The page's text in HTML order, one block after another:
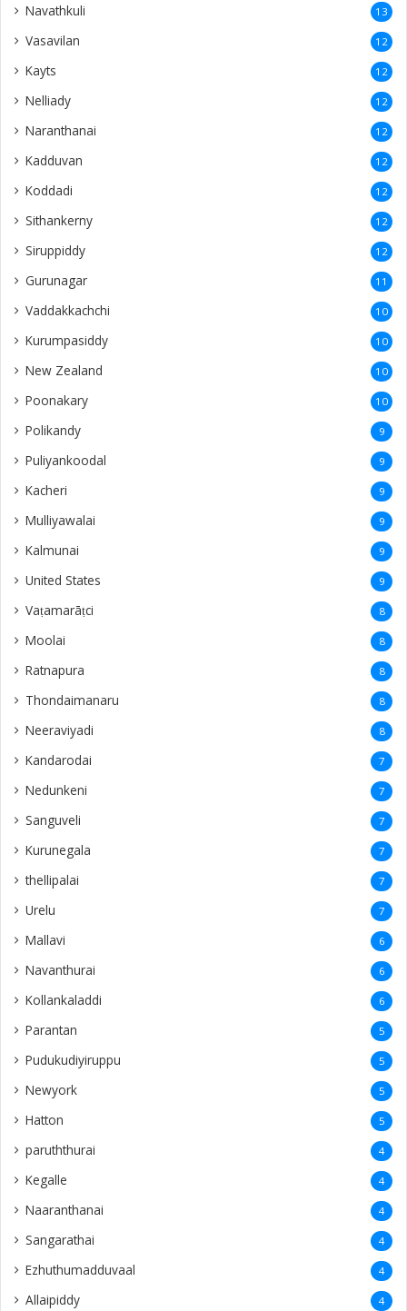
Navathkuli 13
Vasavilan 12
Kayts 12
Nelliady 12
Naranthanai 12
Kadduvan 12
Koddadi 12
Sithankerny 12
Siruppiddy 12
Gurunagar 11
Vaddakkachchi 10
Kurumpasiddy 10
New Zealand 10
Poonakary 10
Polikandy 9
Puliyankoodal 9
Kacheri 9
Mulliyawalai 9
Kalmunai 9
United States 9
Vaṭamarāṭci 8
Moolai 8
Ratnapura 8
Thondaimanaru 8
Neeraviyadi 8
Kandarodai 7
Nedunkeni 7
Sanguveli 7
Kurunegala 7
thellipalai 7
Urelu 7
Mallavi 6
Navanthurai 6
Kollankaladdi 6
Parantan 5
Pudukudiyiruppu 5
Newyork 5
Hatton 5
paruththurai 4
Kegalle 4
Naaranthanai 4
Sangarathai 4
Ezhuthumadduvaal 4
Allaipiddy 4